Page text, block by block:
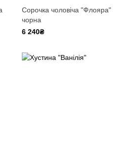
Сорочка чоловіча "Флояра"
чорна
6 240₴